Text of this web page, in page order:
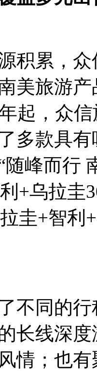
积累，
美旅游
起，众
多款具
峰而行
+乌拉圭
圭+智利
不同的
长线深
情；也